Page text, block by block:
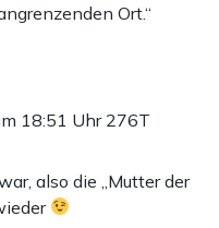
Ort.“
18:51 Uhr 276T
also die „Mutter der